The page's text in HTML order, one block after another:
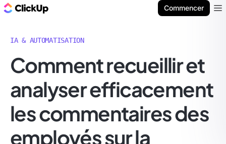
Commencer
IA & AUTOMATISATION
Comment recueillir et
analyser efficacement
les commentaires des
employés sur la